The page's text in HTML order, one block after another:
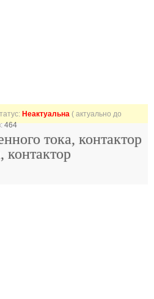
Неактуальна ( актуально до
464
тока, контактор
контактор